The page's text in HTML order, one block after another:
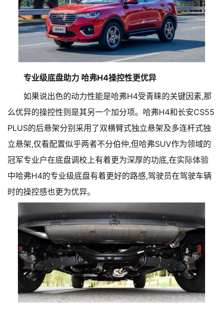
专业级底盘助力 哈弗H4操控性更优异
如果说出色的动力性能是哈弗H4受青睐的关键因素,那
么优异的操控性则是其另一个加分项。哈弗H4和长安CS55
PLUS的后悬架分别采用了双横臂式独立悬架及多连杆式独
立悬架,仅看配置似乎两者不分伯仲,但哈弗SUV作为领域的
冠军专业户在底盘调校上有着更为深厚的功底,在实际体验
中哈弗H4的专业级底盘有着更好的路感,驾驶员在驾驶车辆
时的操控感也更为优异。